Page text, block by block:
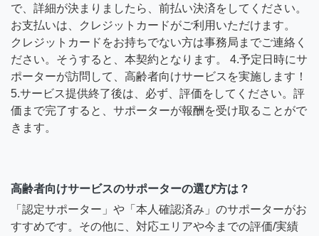
で、詳細が決まりましたら、前払い決済をしてください。
お支払いは、クレジットカードがご利用いただけます。
クレジットカードをお持ちでない方は事務局までご連絡く
ださい。そうすると、本契約となります。 4.予定日時にサ
ポーターが訪問して、高齢者向けサービスを実施します！
5.サービス提供終了後は、必ず、評価をしてください。評
価まで完了すると、サポーターが報酬を受け取ることがで
きます。
高齢者向けサービスのサポーターの選び方は？
「認定サポーター」や「本人確認済み」のサポーターがお
すすめです。その他に、対応エリアや今までの評価/実績